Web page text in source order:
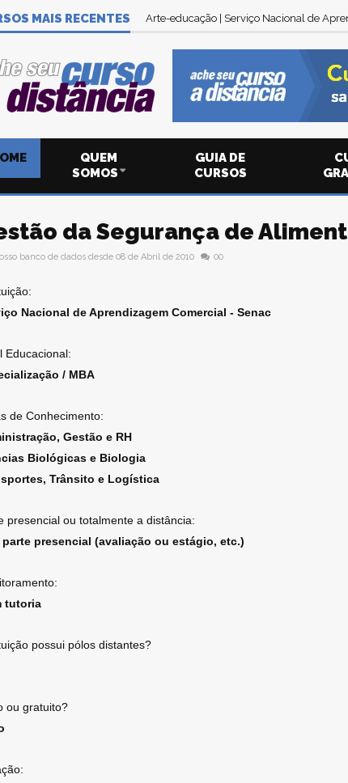
MAIS RECENTES Arte-educação | Serviço Nacional de
QUEM
SOMOS
GUIA DE
CURSOS
da Segurança de
banco de dados desde 08 de Abril de 2010 00
Nacional de Aprendizagem Comercial - Senac
Educacional:
/ MBA
de Conhecimento:
Gestão e RH
Biológicas e Biologia
Trânsito e Logística
presencial ou totalmente a distância:
parte presencial (avaliação ou estágio, etc.)
tutoria
possui pólos distantes?
ou gratuito?